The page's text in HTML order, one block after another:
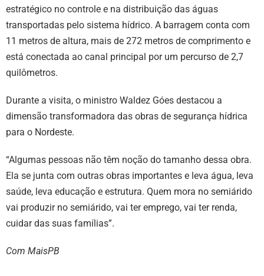
estratégico no controle e na distribuição das águas
transportadas pelo sistema hídrico. A barragem conta com
11 metros de altura, mais de 272 metros de comprimento e
está conectada ao canal principal por um percurso de 2,7
quilômetros.
Durante a visita, o ministro Waldez Góes destacou a
dimensão transformadora das obras de segurança hídrica
para o Nordeste.
“Algumas pessoas não têm noção do tamanho dessa obra.
Ela se junta com outras obras importantes e leva água, leva
saúde, leva educação e estrutura. Quem mora no semiárido
vai produzir no semiárido, vai ter emprego, vai ter renda,
cuidar das suas famílias”.
Com MaisPB